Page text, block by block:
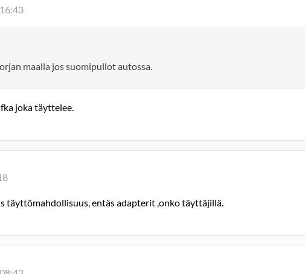
maalla jos suomipullot autossa.
joka täyttelee.
täyttömahdollisuus, entäs adapterit ,onko täyttäjillä.